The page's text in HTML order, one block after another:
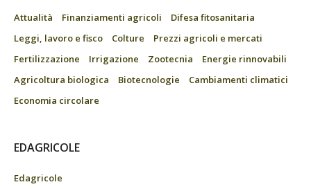
Attualità Finanziamenti agricoli
Difesa fitosanitaria
Leggi, lavoro e fisco
Colture
Prezzi agricoli e mercati
Fertilizzazione
Irrigazione Zootecnia
Energie rinnovabili
Agricoltura biologica
Biotecnologie
Cambiamenti climatici
Economia circolare
EDAGRICOLE
Edagricole